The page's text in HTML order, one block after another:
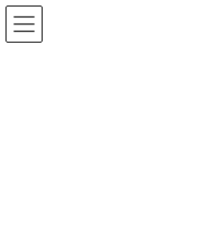
コ
ン
ナ
ビ